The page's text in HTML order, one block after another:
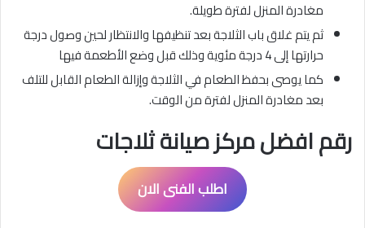
مغادرة المنزل لفترة طويلة.
ثم يتم غلاق باب الثلاجة بعد تنظيفها والانتظار لحين وصول درجة
حرارتها إلى 4 درجة مئوية وذلك قبل وضع الأطعمة فيها
كما يوصى بحفظ الطعام في الثلاجة وإزالة الطعام القابل للتلف
بعد مغادرة المنزل لفترة من الوقت.
رقم افضل مركز صيانة ثلاجات
اطلب الفنى الان